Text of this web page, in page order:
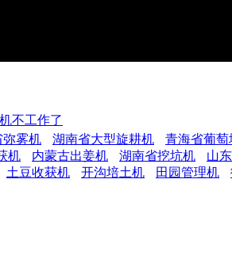
不工作了
弥雾机 湖南省大型旋耕机
青海省葡萄
机 内蒙古出姜机 湖南省挖坑机
山
土豆收获机 开沟培土机 田园管理机